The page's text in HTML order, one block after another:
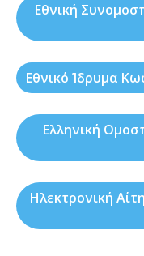
Εθνική
Εθνικό Ίδρυμα
Ελληνική
Ηλεκτρονική